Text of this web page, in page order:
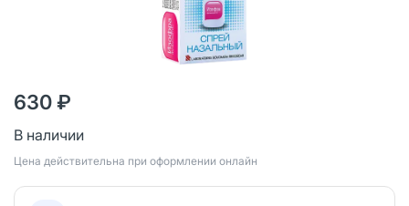
630 ₽
В наличии
Цена действительна при оформлении онлайн